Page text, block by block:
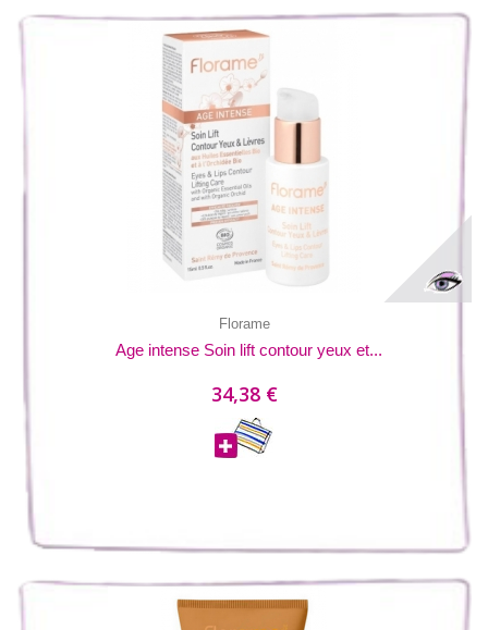
Florame
Age intense Soin lift contour yeux et...
34,38 €